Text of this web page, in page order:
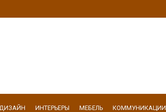
ИНТЕРЬЕРЫ МЕБЕЛЬ КОММУНИКАЦИИ